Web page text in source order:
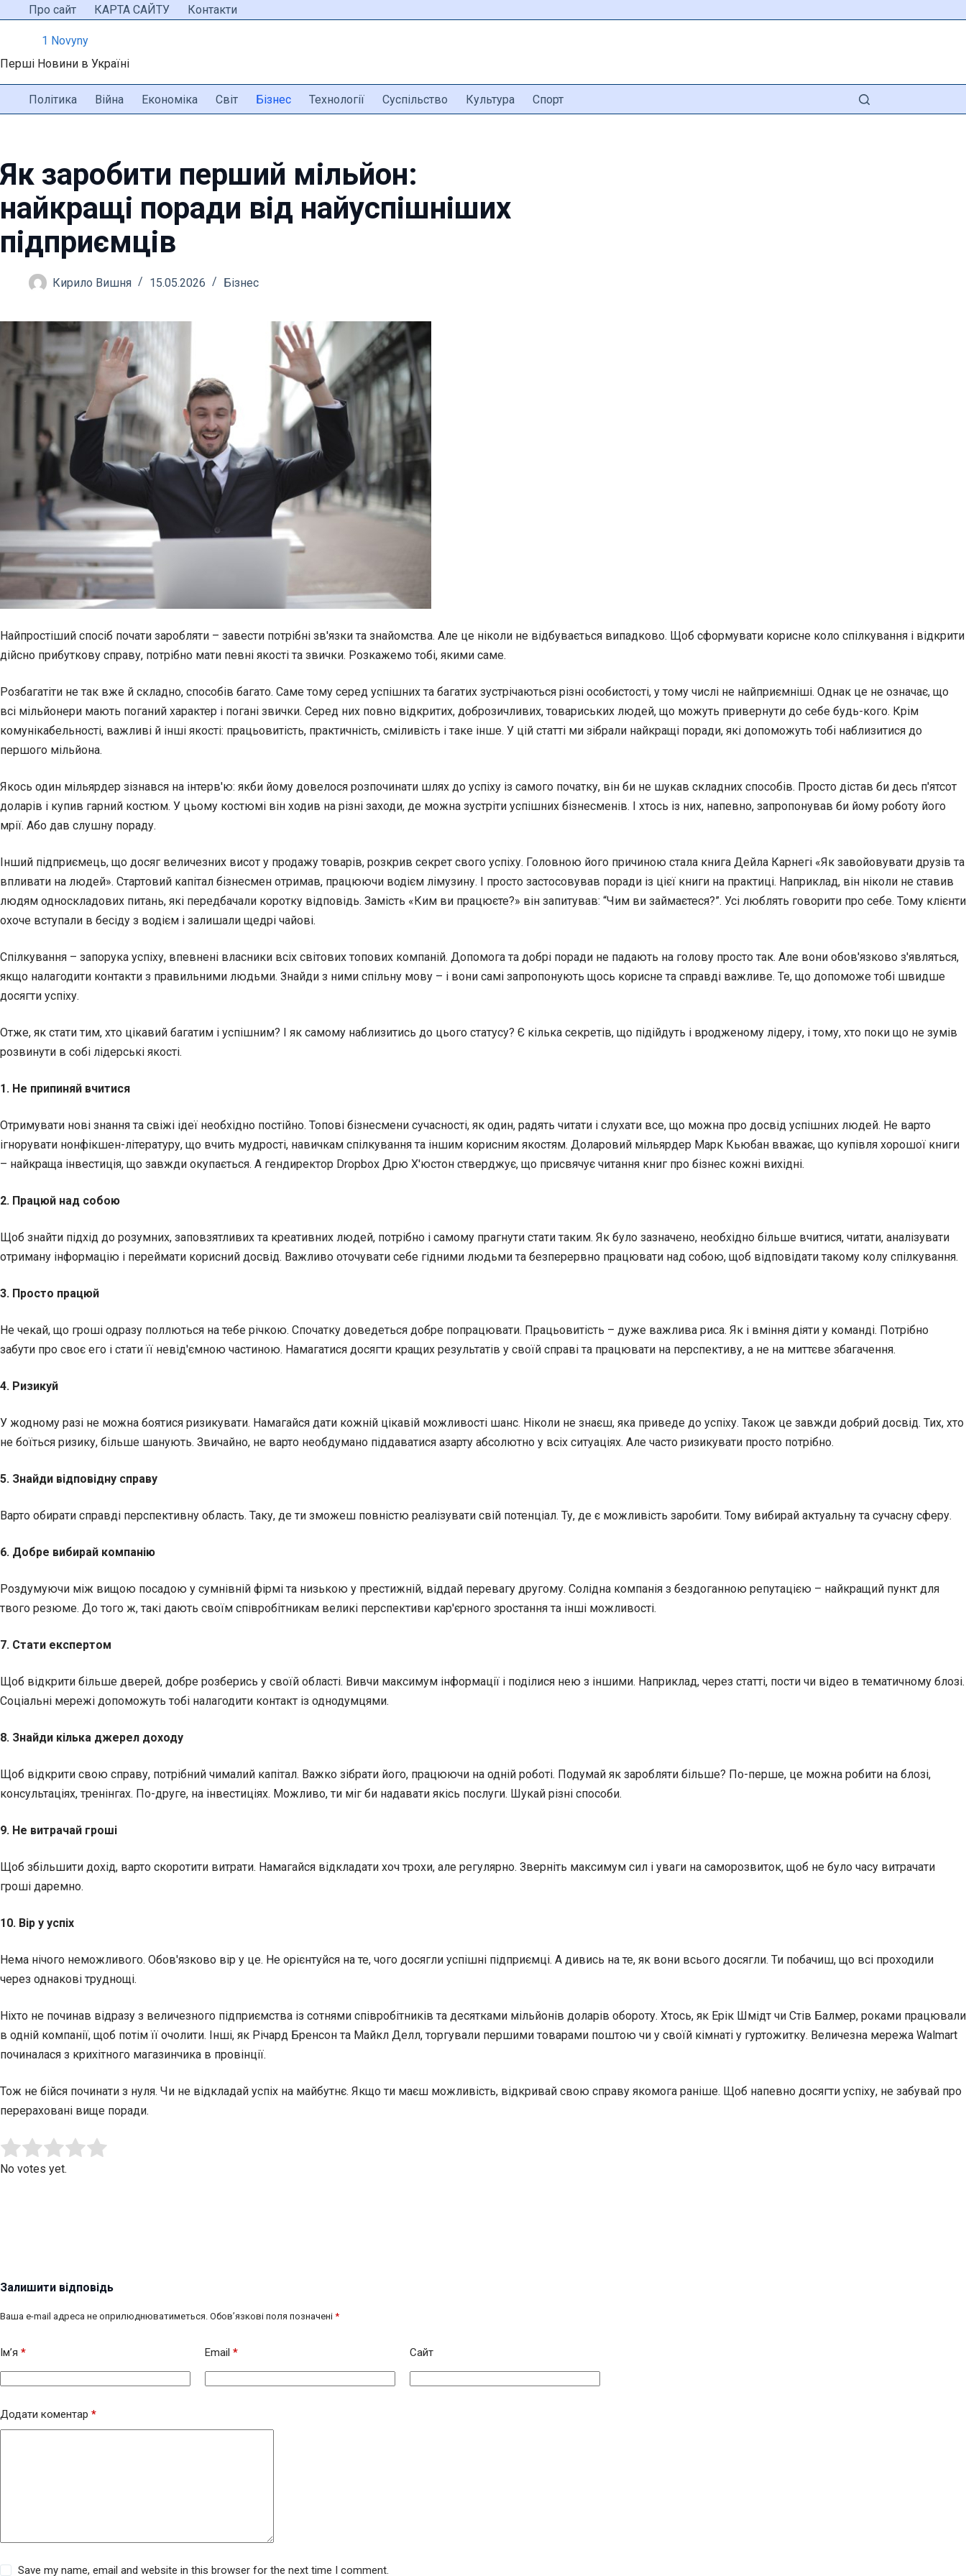
ПерейтиПро сайт КАРТА САЙТУ Контакти
1 Novyny
Перші Новини в Україні
Політика Війна Економіка Світ Бізнес Технології Суспільство Культура Спорт
Як заробити перший мільйон:
найкращі поради від найуспішніших
підприємців
Кирило Вишня 15.05.2026 Бізнес
Найпростіший спосіб почати заробляти – завести потрібні зв'язки та знайомства. Але це ніколи не відбувається випадково. Щоб сформувати корисне коло спілкування і відкрити
дійсно прибуткову справу, потрібно мати певні якості та звички. Розкажемо тобі, якими саме.
Розбагатіти не так вже й складно, способів багато. Саме тому серед успішних та багатих зустрічаються різні особистості, у тому числі не найприємніші. Однак це не означає, що
всі мільйонери мають поганий характер і погані звички. Серед них повно відкритих, доброзичливих, товариських людей, що можуть привернути до себе будь-кого. Крім
комунікабельності, важливі й інші якості: працьовитість, практичність, сміливість і таке інше. У цій статті ми зібрали найкращі поради, які допоможуть тобі наблизитися до
першого мільйона.
Якось один мільярдер зізнався на інтерв'ю: якби йому довелося розпочинати шлях до успіху із самого початку, він би не шукав складних способів. Просто дістав би десь п'ятсот
доларів і купив гарний костюм. У цьому костюмі він ходив на різні заходи, де можна зустріти успішних бізнесменів. І хтось із них, напевно, запропонував би йому роботу його
мрії. Або дав слушну пораду.
Інший підприємець, що досяг величезних висот у продажу товарів, розкрив секрет свого успіху. Головною його причиною стала книга Дейла Карнегі «Як завойовувати друзів та
впливати на людей». Стартовий капітал бізнесмен отримав, працюючи водієм лімузину. І просто застосовував поради із цієї книги на практиці. Наприклад, він ніколи не ставив
людям односкладових питань, які передбачали коротку відповідь. Замість «Ким ви працюєте?» він запитував: “Чим ви займаєтеся?”. Усі люблять говорити про себе. Тому клієнти
охоче вступали в бесіду з водієм і залишали щедрі чайові.
Спілкування – запорука успіху, впевнені власники всіх світових топових компаній. Допомога та добрі поради не падають на голову просто так. Але вони обов'язково з'являться,
якщо налагодити контакти з правильними людьми. Знайди з ними спільну мову – і вони самі запропонують щось корисне та справді важливе. Те, що допоможе тобі швидше
досягти успіху.
Отже, як стати тим, хто цікавий багатим і успішним? І як самому наблизитись до цього статусу? Є кілька секретів, що підійдуть і вродженому лідеру, і тому, хто поки що не зумів
розвинути в собі лідерські якості.
1. Не припиняй вчитися
Отримувати нові знання та свіжі ідеї необхідно постійно. Топові бізнесмени сучасності, як один, радять читати і слухати все, що можна про досвід успішних людей. Не варто
ігнорувати нонфікшен-літературу, що вчить мудрості, навичкам спілкування та іншим корисним якостям. Доларовий мільярдер Марк Кьюбан вважає, що купівля хорошої книги
– найкраща інвестиція, що завжди окупається. А гендиректор Dropbox Дрю Х'юстон стверджує, що присвячує читання книг про бізнес кожні вихідні.
2. Працюй над собою
Щоб знайти підхід до розумних, заповзятливих та креативних людей, потрібно і самому прагнути стати таким. Як було зазначено, необхідно більше вчитися, читати, аналізувати
отриману інформацію і переймати корисний досвід. Важливо оточувати себе гідними людьми та безперервно працювати над собою, щоб відповідати такому колу спілкування.
3. Просто працюй
Не чекай, що гроші одразу поллються на тебе річкою. Спочатку доведеться добре попрацювати. Працьовитість – дуже важлива риса. Як і вміння діяти у команді. Потрібно
забути про своє его і стати її невід'ємною частиною. Намагатися досягти кращих результатів у своїй справі та працювати на перспективу, а не на миттєве збагачення.
4. Ризикуй
У жодному разі не можна боятися ризикувати. Намагайся дати кожній цікавій можливості шанс. Ніколи не знаєш, яка приведе до успіху. Також це завжди добрий досвід. Тих, хто
не боїться ризику, більше шанують. Звичайно, не варто необдумано піддаватися азарту абсолютно у всіх ситуаціях. Але часто ризикувати просто потрібно.
5. Знайди відповідну справу
Варто обирати справді перспективну область. Таку, де ти зможеш повністю реалізувати свій потенціал. Ту, де є можливість заробити. Тому вибирай актуальну та сучасну сферу.
6. Добре вибирай компанію
Роздумуючи між вищою посадою у сумнівній фірмі та низькою у престижній, віддай перевагу другому. Солідна компанія з бездоганною репутацією – найкращий пункт для
твого резюме. До того ж, такі дають своїм співробітникам великі перспективи кар'єрного зростання та інші можливості.
7. Стати експертом
Щоб відкрити більше дверей, добре розберись у своїй області. Вивчи максимум інформації і поділися нею з іншими. Наприклад, через статті, пости чи відео в тематичному блозі.
Соціальні мережі допоможуть тобі налагодити контакт із однодумцями.
8. Знайди кілька джерел доходу
Щоб відкрити свою справу, потрібний чималий капітал. Важко зібрати його, працюючи на одній роботі. Подумай як заробляти більше? По-перше, це можна робити на блозі,
консультаціях, тренінгах. По-друге, на інвестиціях. Можливо, ти міг би надавати якісь послуги. Шукай різні способи.
9. Не витрачай гроші
Щоб збільшити дохід, варто скоротити витрати. Намагайся відкладати хоч трохи, але регулярно. Зверніть максимум сил і уваги на саморозвиток, щоб не було часу витрачати
гроші даремно.
10. Вір у успіх
Нема нічого неможливого. Обов'язково вір у це. Не орієнтуйся на те, чого досягли успішні підприємці. А дивись на те, як вони всього досягли. Ти побачиш, що всі проходили
через однакові труднощі.
Ніхто не починав відразу з величезного підприємства із сотнями співробітників та десятками мільйонів доларів обороту. Хтось, як Ерік Шмідт чи Стів Балмер, роками працювали
в одній компанії, щоб потім її очолити. Інші, як Річард Бренсон та Майкл Делл, торгували першими товарами поштою чи у своїй кімнаті у гуртожитку. Величезна мережа Walmart
починалася з крихітного магазинчика в провінції.
Тож не бійся починати з нуля. Чи не відкладай успіх на майбутнє. Якщо ти маєш можливість, відкривай свою справу якомога раніше. Щоб напевно досягти успіху, не забувай про
перераховані вище поради.
Rate this item:
No votes yet.
Залишити відповідь
Ваша e-mail адреса не оприлюднюватиметься. Обов’язкові поля позначені *
Ім’я * Email * Сайт
Додати коментар *
Save my name, email and website in this browser for the next time I comment.